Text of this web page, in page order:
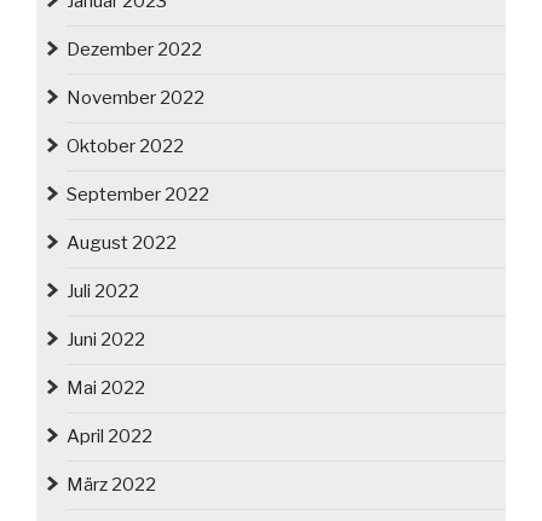
Dezember 2022
November 2022
Oktober 2022
September 2022
August 2022
Juli 2022
Juni 2022
Mai 2022
April 2022
März 2022